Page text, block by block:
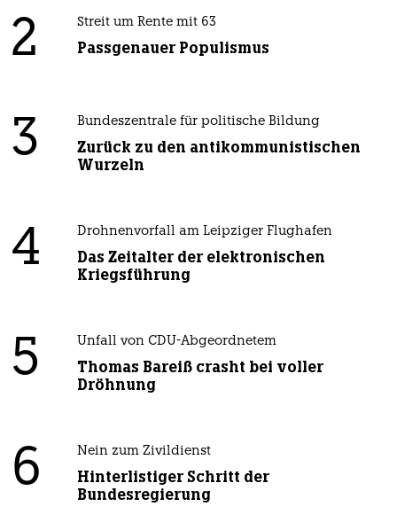
2 Streit um Rente mit 63
Passgenauer Populismus
3 Bundeszentrale für politische Bildung
Zurück zu den antikommunistischen
Wurzeln
4 Drohnenvorfall am Leipziger Flughafen
Das Zeitalter der elektronischen
Kriegsführung
5 Unfall von CDU-Abgeordnetem
Thomas Bareiß crasht bei voller
Dröhnung
6 Nein zum Zivildienst
Hinterlistiger Schritt der
Bundesregierung